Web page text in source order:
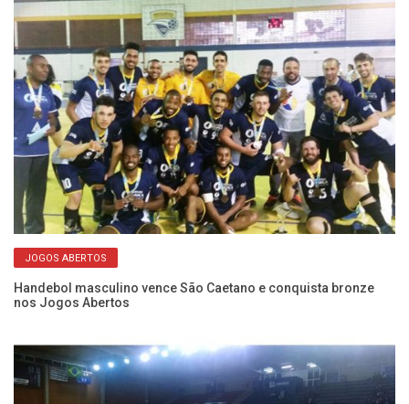
JOGOS ABERTOS
Handebol masculino vence São Caetano e conquista bronze
nos Jogos Abertos